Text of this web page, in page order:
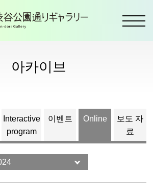
아카이브
Interactive
program
이벤트 Online
보도 자
료